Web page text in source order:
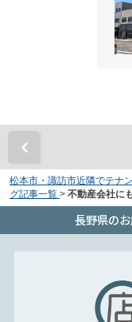
松本市・諏訪市近隣でテナ
グ記事一覧 > 不動産会社に
長野県の